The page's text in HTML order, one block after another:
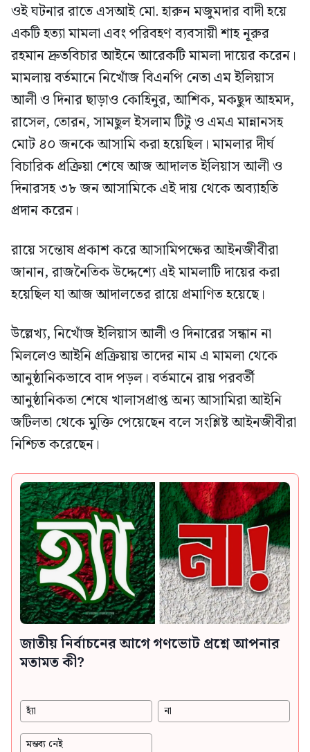
ওই ঘটনার রাতে এসআই মো. হারুন মজুমদার বাদী হয়ে
একটি হত্যা মামলা এবং পরিবহণ ব্যবসায়ী শাহ নূরুর
রহমান দ্রুতবিচার আইনে আরেকটি মামলা দায়ের করেন।
মামলায় বর্তমানে নিখোঁজ বিএনপি নেতা এম ইলিয়াস
আলী ও দিনার ছাড়াও কোহিনুর, আশিক, মকছুদ আহমদ,
রাসেল, তোরন, সামছুল ইসলাম টিটু ও এমএ মান্নানসহ
মোট ৪০ জনকে আসামি করা হয়েছিল। মামলার দীর্ঘ
বিচারিক প্রক্রিয়া শেষে আজ আদালত ইলিয়াস আলী ও
দিনারসহ ৩৮ জন আসামিকে এই দায় থেকে অব্যাহতি
প্রদান করেন।
রায়ে সন্তোষ প্রকাশ করে আসামিপক্ষের আইনজীবীরা
জানান, রাজনৈতিক উদ্দেশ্যে এই মামলাটি দায়ের করা
হয়েছিল যা আজ আদালতের রায়ে প্রমাণিত হয়েছে।
উল্লেখ্য, নিখোঁজ ইলিয়াস আলী ও দিনারের সন্ধান না
মিললেও আইনি প্রক্রিয়ায় তাদের নাম এ মামলা থেকে
আনুষ্ঠানিকভাবে বাদ পড়ল। বর্তমানে রায় পরবর্তী
আনুষ্ঠানিকতা শেষে খালাসপ্রাপ্ত অন্য আসামিরা আইনি
জটিলতা থেকে মুক্তি পেয়েছেন বলে সংশ্লিষ্ট আইনজীবীরা
নিশ্চিত করেছেন।
জাতীয় নির্বাচনের আগে গণভোট প্রশ্নে আপনার
মতামত কী?
হ্যাঁ না
মন্তব্য নেই